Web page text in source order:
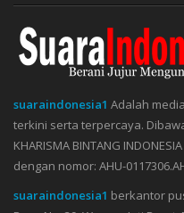
suaraindonesia1 Adalah
terkini serta terpercaya.
KHARISMA BINTANG
dengan nomor: AHU-
suaraindonesia1 berkantor